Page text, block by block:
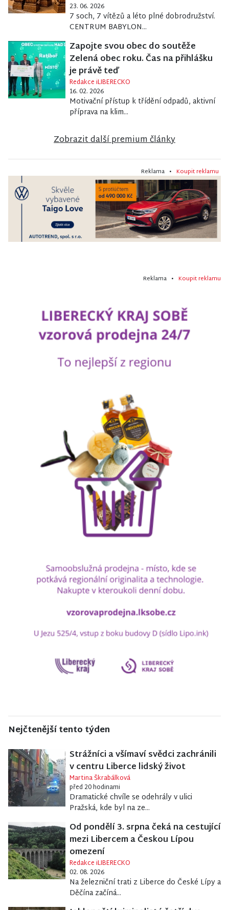
23. 06. 2026
7 soch, 7 vítězů a léto plné dobrodružství.
CENTRUM BABYLON...
Zapojte svou obec do soutěže
Zelená obec roku. Čas na přihlášku
je právě teď
Redakce iLIBERECKO
16. 02. 2026
Motivační přístup k třídění odpadů, aktivní
příprava na klim...
Zobrazit další premium články
Reklama • Koupit reklamu
Reklama • Koupit reklamu
Nejčtenější tento týden
Strážníci a všímaví svědci zachránili
v centru Liberce lidský život
Martina Škrabálková
před 20 hodinami
Dramatické chvíle se odehrály v ulici
Pražská, kde byl na ze...
Od pondělí 3. srpna čeká na cestující
mezi Libercem a Českou Lípou
omezení
Redakce iLIBERECKO
02. 08. 2026
Na železniční trati z Liberce do České Lípy a
Děčína začíná...